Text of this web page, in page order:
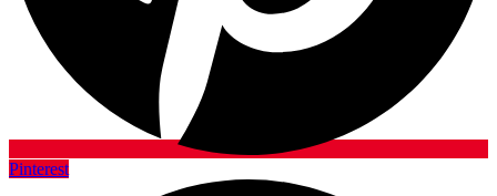
Pinterest